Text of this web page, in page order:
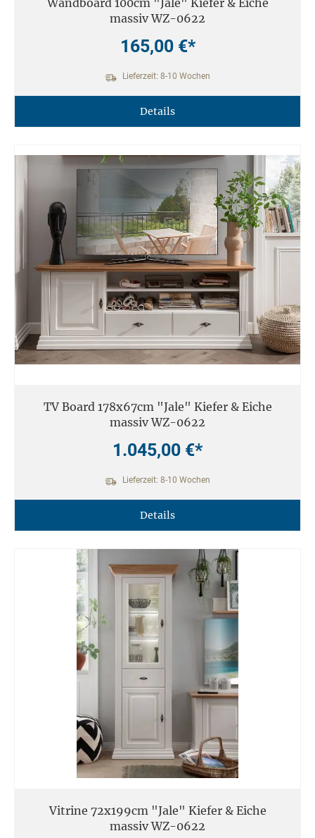
Wandboard 100cm "Jale" Kiefer & Eiche
massiv WZ-0622
165,00 €*
Lieferzeit: 8-10 Wochen
Details
TV Board 178x67cm "Jale" Kiefer & Eiche
massiv WZ-0622
1.045,00 €*
Lieferzeit: 8-10 Wochen
Details
Vitrine 72x199cm "Jale" Kiefer & Eiche
massiv WZ-0622